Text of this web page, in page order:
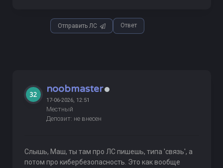
Отправить ЛС Ответ
noobmaster
17-06-2026, 12:51
Местный
Депозит: не внесен
Слышь, Маш, ты там про ЛС пишешь, типа 'связь', а
потом про кибербезопасность. Это как вообще